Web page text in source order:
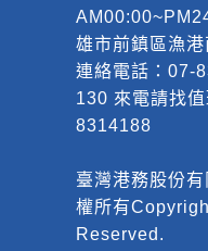
雄市前鎮區漁
連絡電話：07-
130 來電請找
8314188
臺灣港務股份
權所有
Reserved.